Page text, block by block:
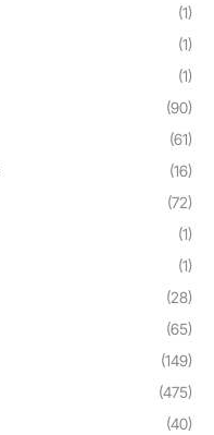
(1)
(1)
(1)
(90)
(61)
(16)
(72)
(1)
(1)
(28)
(65)
(149)
(475)
(40)